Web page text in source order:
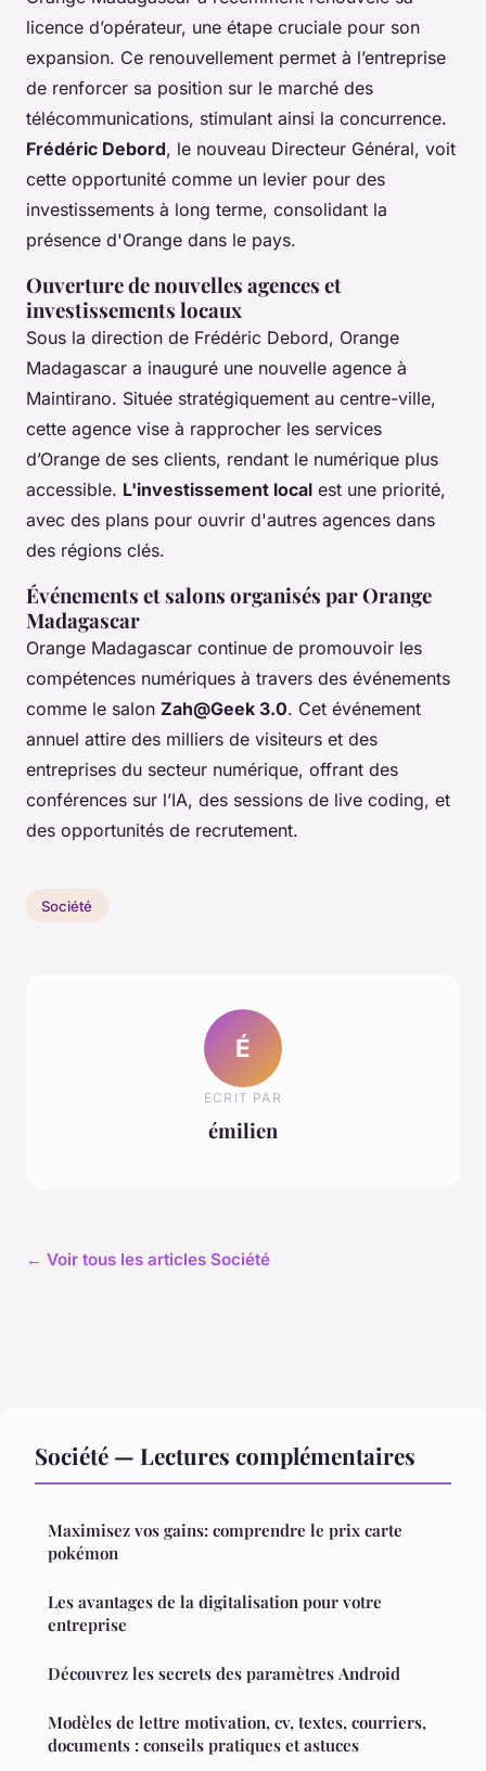
licence d’opérateur, une étape cruciale pour son
expansion. Ce renouvellement permet à l’entreprise
de renforcer sa position sur le marché des
télécommunications, stimulant ainsi la concurrence.
Frédéric Debord, le nouveau Directeur Général, voit
cette opportunité comme un levier pour des
investissements à long terme, consolidant la
présence d'Orange dans le pays.
Ouverture de nouvelles agences et
investissements locaux
Sous la direction de Frédéric Debord, Orange
Madagascar a inauguré une nouvelle agence à
Maintirano. Située stratégiquement au centre-ville,
cette agence vise à rapprocher les services
d’Orange de ses clients, rendant le numérique plus
accessible. L'investissement local est une priorité,
avec des plans pour ouvrir d'autres agences dans
des régions clés.
Événements et salons organisés par Orange
Madagascar
Orange Madagascar continue de promouvoir les
compétences numériques à travers des événements
comme le salon Zah@Geek 3.0. Cet événement
annuel attire des milliers de visiteurs et des
entreprises du secteur numérique, offrant des
conférences sur l’IA, des sessions de live coding, et
des opportunités de recrutement.
Société
É
ECRIT PAR
émilien
← Voir tous les articles Société
Société — Lectures complémentaires
Maximisez vos gains: comprendre le prix carte
pokémon
Les avantages de la digitalisation pour votre
entreprise
Découvrez les secrets des paramètres Android
Modèles de lettre motivation, cv, textes, courriers,
documents : conseils pratiques et astuces